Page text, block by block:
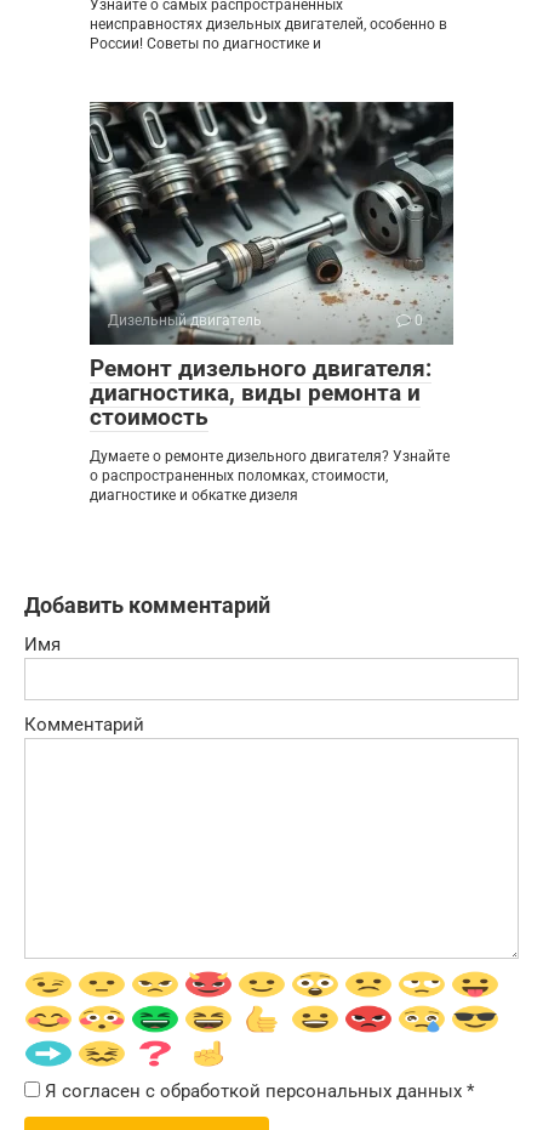
Узнайте о самых распространенных
неисправностях дизельных двигателей, особенно в
России! Советы по диагностике и
Дизельный двигатель 0
Ремонт дизельного двигателя:
диагностика, виды ремонта и
стоимость
Думаете о ремонте дизельного двигателя? Узнайте
о распространенных поломках, стоимости,
диагностике и обкатке дизеля
Добавить комментарий
Имя
Комментарий
Я согласен с обработкой персональных данных *